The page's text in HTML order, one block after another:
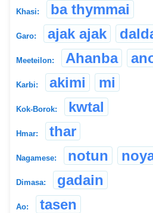
Khasi: ba thymmai
Garo: ajak ajak
Meeteilon: Ahanba
Karbi: akimi mi
Kok-Borok: kwtal
Hmar: thar
Nagamese: notun
Dimasa: gadain
Ao: tasen